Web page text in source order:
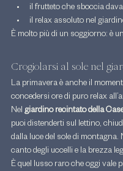
il frutteto che sboccia
il relax assoluto nel
È molto più di un soggiorno: è
Crogiolarsi al sole nel
La primavera è anche il
concedersi ore di puro relax
Nel giardino recintato della
puoi distenderti sul lettino,
dalla luce del sole di
canto degli uccelli e la brezza
È quel lusso raro che oggi vale